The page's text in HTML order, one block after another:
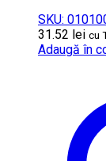
SKU:
31.52 lei cu
Adaugă în